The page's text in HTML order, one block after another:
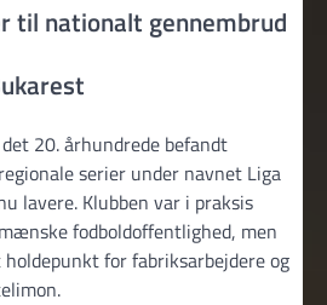
til nationalt gennembrud
20. århundrede befandt
serier under navnet Liga
lavere. Klubben var i praksis
fodboldoffentlighed, men
for fabriksarbejdere og